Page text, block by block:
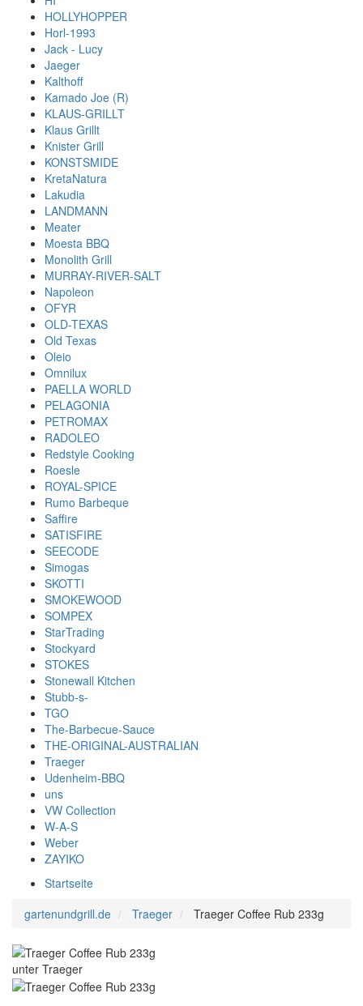
HOLLYHOPPER
Horl-1993
Jack - Lucy
Jaeger
Kalthoff
Kamado Joe (R)
KLAUS-GRILLT
Klaus Grillt
Knister Grill
KONSTSMIDE
KretaNatura
Lakudia
LANDMANN
Meater
Moesta BBQ
Monolith Grill
MURRAY-RIVER-SALT
Napoleon
OFYR
OLD-TEXAS
Old Texas
Oleio
Omnilux
PAELLA WORLD
PELAGONIA
PETROMAX
RADOLEO
Redstyle Cooking
Roesle
ROYAL-SPICE
Rumo Barbeque
Saffire
SATISFIRE
SEECODE
Simogas
SKOTTI
SMOKEWOOD
SOMPEX
StarTrading
Stockyard
STOKES
Stonewall Kitchen
Stubb-s-
TGO
The-Barbecue-Sauce
THE-ORIGINAL-AUSTRALIAN
Traeger
Udenheim-BBQ
uns
VW Collection
W-A-S
Weber
ZAYIKO
Startseite
gartenundgrill.de
Traeger Traeger Coffee Rub 233g